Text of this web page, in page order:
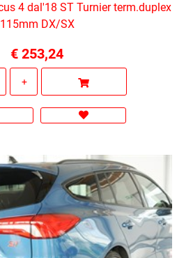
4 dal'18 ST Turnier term.duplex
115mm DX/SX
€ 253,24